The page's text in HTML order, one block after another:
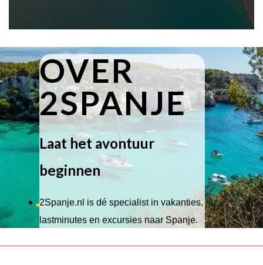
OVER
2SPANJE
Laat het avontuur
beginnen
2Spanje.nl is dé specialist in vakanties,
lastminutes en excursies naar Spanje.
Wij hebben een breed scala aan